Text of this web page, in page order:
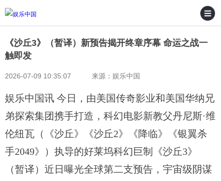
《沙丘3》（暂译）新预告揭开终章序幕 命运之战一
触即发
2026-07-09 10:35:07 来源：娱乐中国
娱乐中国讯 今日，由美国传奇影业和美国华纳兄
弟探索集团携手打造，科幻电影新教父丹尼斯·维
伦纽瓦（《沙丘》《沙丘2》《降临》《银翼杀
手2049》）执导的好莱坞科幻巨制《沙丘3》
（暂译）近日曝光全球第二支预告，宇宙级阴谋